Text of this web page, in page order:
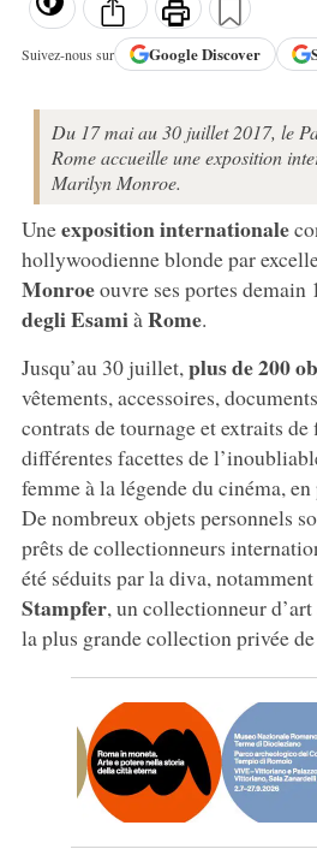
Suivez-nous sur GoogleDiscover
Du 17 mai au 30 juillet 2017, le
Rome accueille une exposition
Marilyn Monroe.
Uneexposition internationale
hollywoodienne blonde par
Monroeouvre ses portes demain
degli Esamià Rome.
Jusqu’au 30 juillet,plus de 200
vêtements, accessoires,
contrats de tournage et extraits
différentes facettes de
femme à la légende du cinéma,
De nombreux objets personnels
prêts de collectionneurs
été séduits par la diva,
Stampfer, un collectionneur
la plus grande collection privée